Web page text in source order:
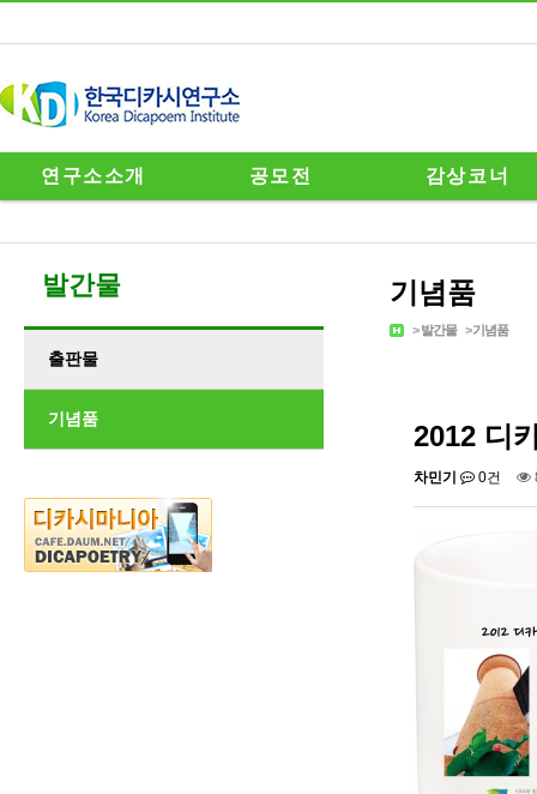
연구소소개 공모전 감상코너
기념품
>발간물 >기념품
2012 디
차민기 0건
발간물
출판물
기념품